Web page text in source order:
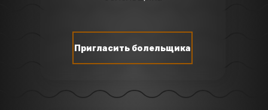
Пригласить болельщика